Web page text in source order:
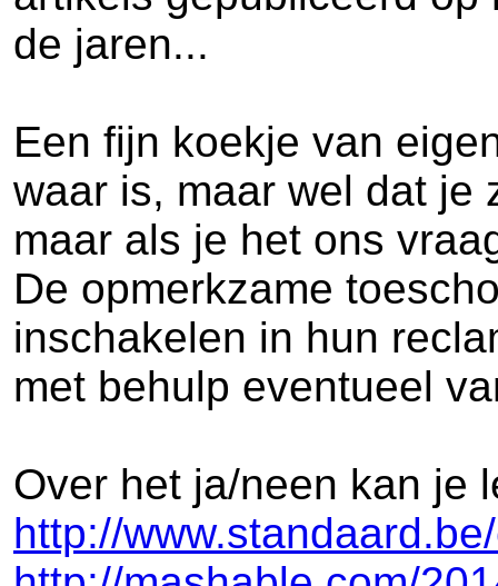
de jaren...
Een fijn koekje van
waar is, maar wel dat je
maar als je het ons
De opmerkzame
inschakelen in hun
met behulp eventueel
Over het ja/neen kan je
http://